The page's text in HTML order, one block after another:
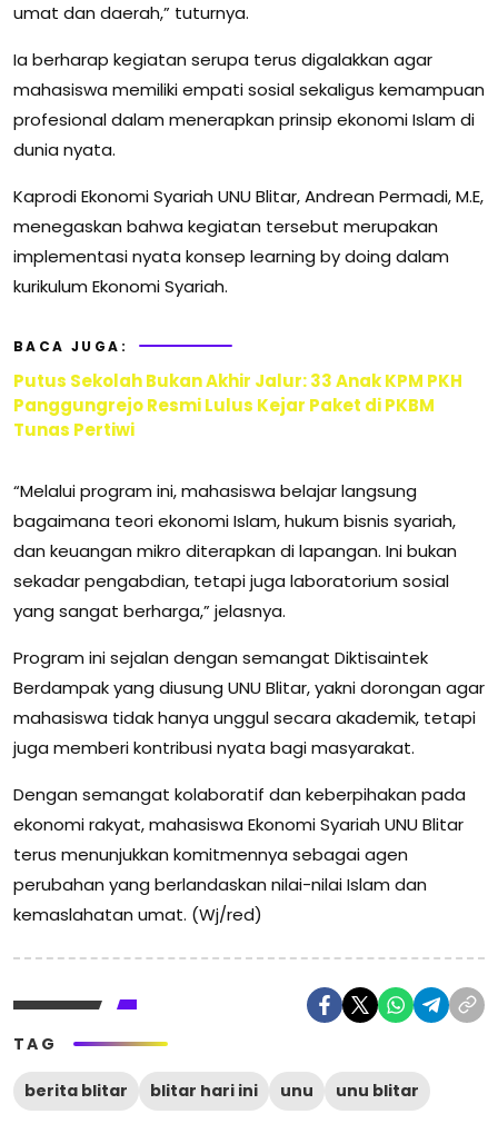
umat dan daerah,” tuturnya.
Ia berharap kegiatan serupa terus digalakkan agar
mahasiswa memiliki empati sosial sekaligus kemampuan
profesional dalam menerapkan prinsip ekonomi Islam di
dunia nyata.
Kaprodi Ekonomi Syariah UNU Blitar, Andrean Permadi, M.E,
menegaskan bahwa kegiatan tersebut merupakan
implementasi nyata konsep learning by doing dalam
kurikulum Ekonomi Syariah.
BACA JUGA:
Putus Sekolah Bukan Akhir Jalur: 33 Anak KPM PKH
Panggungrejo Resmi Lulus Kejar Paket di PKBM
Tunas Pertiwi
“Melalui program ini, mahasiswa belajar langsung
bagaimana teori ekonomi Islam, hukum bisnis syariah,
dan keuangan mikro diterapkan di lapangan. Ini bukan
sekadar pengabdian, tetapi juga laboratorium sosial
yang sangat berharga,” jelasnya.
Program ini sejalan dengan semangat Diktisaintek
Berdampak yang diusung UNU Blitar, yakni dorongan agar
mahasiswa tidak hanya unggul secara akademik, tetapi
juga memberi kontribusi nyata bagi masyarakat.
Dengan semangat kolaboratif dan keberpihakan pada
ekonomi rakyat, mahasiswa Ekonomi Syariah UNU Blitar
terus menunjukkan komitmennya sebagai agen
perubahan yang berlandaskan nilai-nilai Islam dan
kemaslahatan umat. (Wj/red)
TAG
berita blitar blitar hari ini unu unu blitar